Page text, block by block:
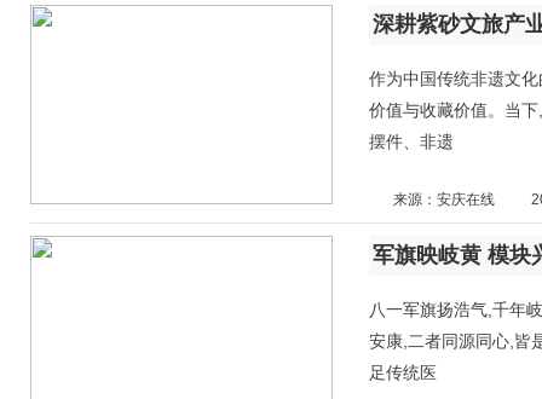
作为中国传统非遗文
价值与收藏价值。当
摆件、非遗
来源：安庆在线
八一军旗扬浩气,千年
安康,二者同源同心,皆
足传统医